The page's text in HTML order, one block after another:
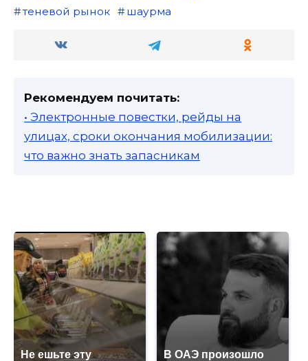
теневой рынок
шаурма
Рекомендуем почитать:
• Электронные повестки, рейды на
улицах, сроки окончания мобилизации:
что важно знать запасникам
Не ешьте эту
В ОАЭ произошло